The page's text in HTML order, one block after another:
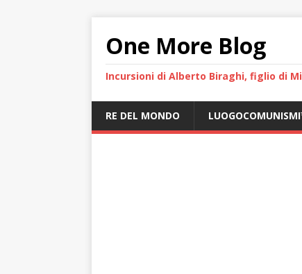
One More Blog
Incursioni di Alberto Biraghi, figlio di
RE DEL MONDO